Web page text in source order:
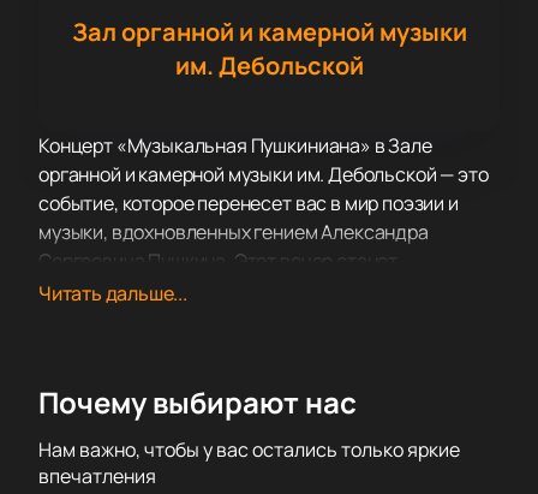
Зал органной и камерной музыки
им. Дебольской
Концерт «Музыкальная Пушкиниана» в Зале
органной и камерной музыки им. Дебольской — это
событие, которое перенесет вас в мир поэзии и
музыки, вдохновленных гением Александра
Сергеевича Пушкина. Этот вечер станет
настоящим праздником для ценителей
Зал органной и камерной музыки им. Дебольской —
великолепной акустикой и атмосферой,
Читать дальше...
Почему выбирают нас
Нам важно, чтобы у вас остались только яркие
впечатления